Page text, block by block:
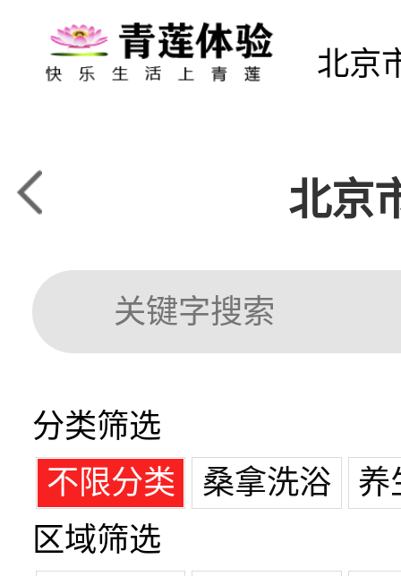
北京
北京
分类筛选
不限分类
桑拿洗浴
养
区域筛选